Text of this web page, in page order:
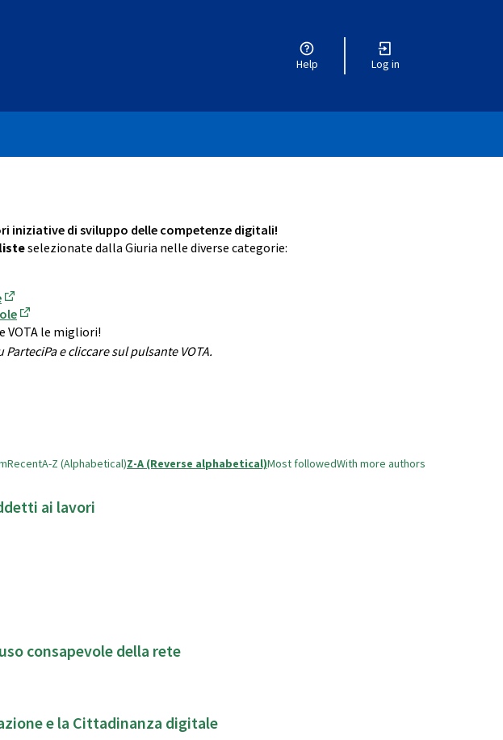
Help Log in
iniziative di sviluppo delle competenze digitali!
selezionate dalla Giuria nelle diverse categorie:
(Opens in new tab)
(Opens in new tab)
VOTA le migliori!
e cliccare sul pulsante VOTA.
RecentA-Z (Alphabetical)Z-A (Reverse alphabetical)Most followedWith more authors
ai lavori
consapevole della rete
e la Cittadinanza digitale